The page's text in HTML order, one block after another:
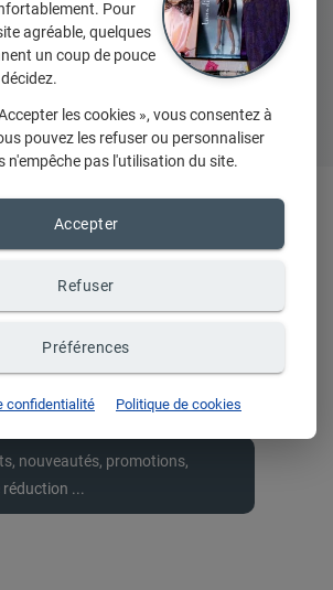
...
toute notre
par email
nouveautés, promotions,
...
Pour
agréable, quelques
un coup de pouce
les cookies », vous consentez à
pouvez les refuser ou personnaliser
n'empêche pas l'utilisation du site.
Accepter
Refuser
Préférences
confidentialité Politique de cookies